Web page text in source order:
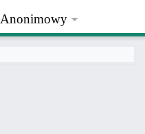
Anonimowy